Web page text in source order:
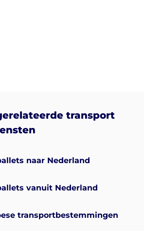
transport
naar Nederland
vanuit Nederland
transportbestemmingen